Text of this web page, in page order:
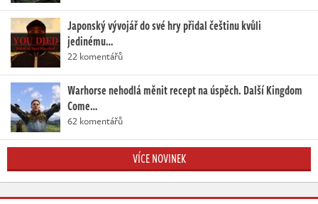
Japonský vývojář do své hry přidal češtinu kvůli
jedinému…
22 komentářů
Warhorse nehodlá měnit recept na úspěch. Další Kingdom
Come…
62 komentářů
VÍCE NOVINEK